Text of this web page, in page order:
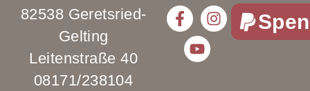
82538 Geretsried-
Gelting
Leitenstraße 40
08171/238104